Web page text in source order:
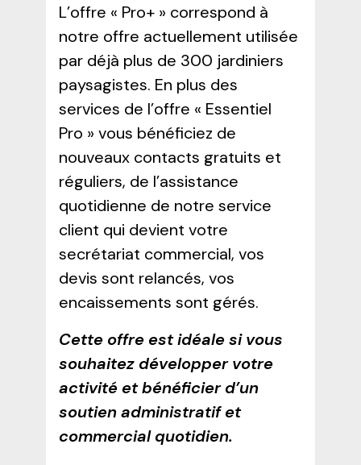
L’offre « Pro+ » correspond à
notre offre actuellement utilisée
par déjà plus de 300 jardiniers
paysagistes. En plus des
services de l’offre « Essentiel
Pro » vous bénéficiez de
nouveaux contacts gratuits et
réguliers, de l’assistance
quotidienne de notre service
client qui devient votre
secrétariat commercial, vos
devis sont relancés, vos
encaissements sont gérés.
Cette offre est idéale si vous
souhaitez développer votre
activité et bénéficier d’un
soutien administratif et
commercial quotidien.